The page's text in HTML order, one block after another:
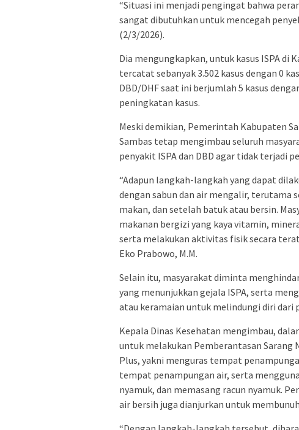
“Situasi ini menjadi pengingat bahwa
sangat dibutuhkan untuk mencegah
(2/3/2026).
Dia mengungkapkan, untuk kasus ISPA di
tercatat sebanyak 3.502 kasus dengan 0
DBD/DHF saat ini berjumlah 5 kasus
peningkatan kasus.
Meski demikian, Pemerintah Kabupaten
Sambas tetap mengimbau seluruh
penyakit ISPA dan DBD agar tidak terjadi
“Adapun langkah-langkah yang dapat
dengan sabun dan air mengalir,
makan, dan setelah batuk atau bersin.
makanan bergizi yang kaya vitamin,
serta melakukan aktivitas fisik secara
Eko Prabowo, M.M.
Selain itu, masyarakat diminta
yang menunjukkan gejala ISPA, serta
atau keramaian untuk melindungi diri dari
Kepala Dinas Kesehatan mengimbau,
untuk melakukan Pemberantasan Sarang
Plus, yakni menguras tempat
tempat penampungan air, serta
nyamuk, dan memasang racun nyamuk.
air bersih juga dianjurkan untuk